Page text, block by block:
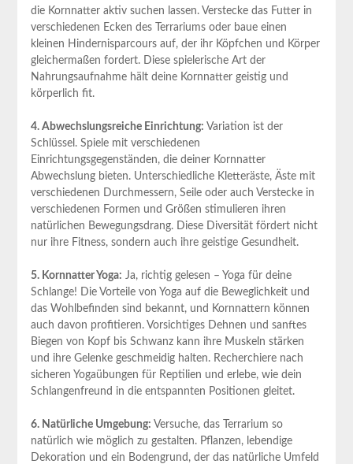
die Kornnatter aktiv suchen lassen. Verstecke das Futter in
verschiedenen Ecken des Terrariums oder baue einen
kleinen Hindernisparcours auf, der ihr Köpfchen und Körper
gleichermaßen fordert. Diese spielerische Art der
Nahrungsaufnahme hält deine Kornnatter geistig und
körperlich fit.
4. Abwechslungsreiche Einrichtung: Variation ist der
Schlüssel. Spiele mit verschiedenen
Einrichtungsgegenständen, die deiner Kornnatter
Abwechslung bieten. Unterschiedliche Kletteräste, Äste mit
verschiedenen Durchmessern, Seile oder auch Verstecke in
verschiedenen Formen und Größen stimulieren ihren
natürlichen Bewegungsdrang. Diese Diversität fördert nicht
nur ihre Fitness, sondern auch ihre geistige Gesundheit.
5. Kornnatter Yoga: Ja, richtig gelesen – Yoga für deine
Schlange! Die Vorteile von Yoga auf die Beweglichkeit und
das Wohlbefinden sind bekannt, und Kornnattern können
auch davon profitieren. Vorsichtiges Dehnen und sanftes
Biegen von Kopf bis Schwanz kann ihre Muskeln stärken
und ihre Gelenke geschmeidig halten. Recherchiere nach
sicheren Yogaübungen für Reptilien und erlebe, wie dein
Schlangenfreund in die entspannten Positionen gleitet.
6. Natürliche Umgebung: Versuche, das Terrarium so
natürlich wie möglich zu gestalten. Pflanzen, lebendige
Dekoration und ein Bodengrund, der das natürliche Umfeld